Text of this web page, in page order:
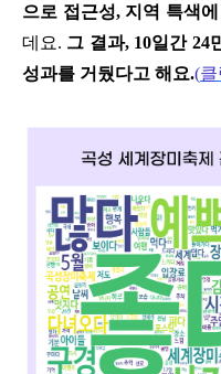
으로 접근성, 지역 특색
데요. 그 결과, 10일간24
성과를 거뒀다고 해요.(